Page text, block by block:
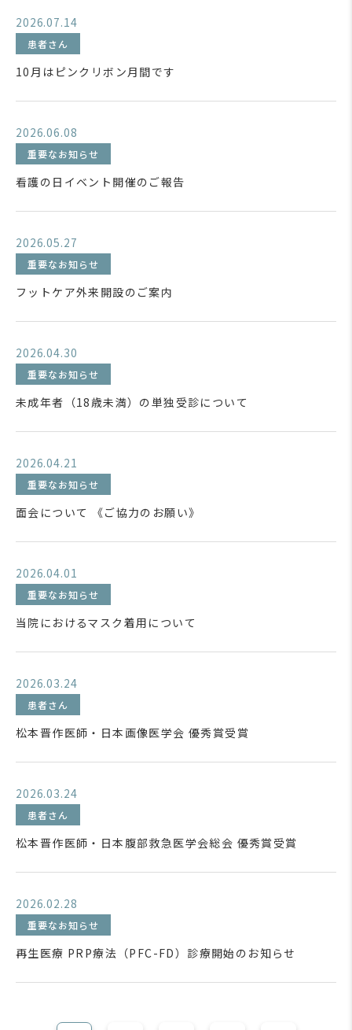
2026.07.14
患者さん
10月はピンクリボン月間です
2026.06.08
重要なお知らせ
看護の日イベント開催のご報告
2026.05.27
重要なお知らせ
フットケア外来開設のご案内
2026.04.30
重要なお知らせ
未成年者（18歳未満）の単独受診について
2026.04.21
重要なお知らせ
面会について 《ご協力のお願い》
2026.04.01
重要なお知らせ
当院におけるマスク着用について
2026.03.24
患者さん
松本晋作医師・日本画像医学会 優秀賞受賞
2026.03.24
患者さん
松本晋作医師・日本腹部救急医学会総会 優秀賞受賞
2026.02.28
重要なお知らせ
再生医療 PRP療法（PFC-FD）診療開始のお知らせ